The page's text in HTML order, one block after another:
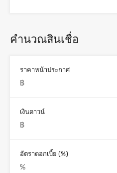
คำนวณสินเชื่อ
ราคาหน้าประกาศ
เงินดาวน์
อัตราดอกเบี้ย (%)